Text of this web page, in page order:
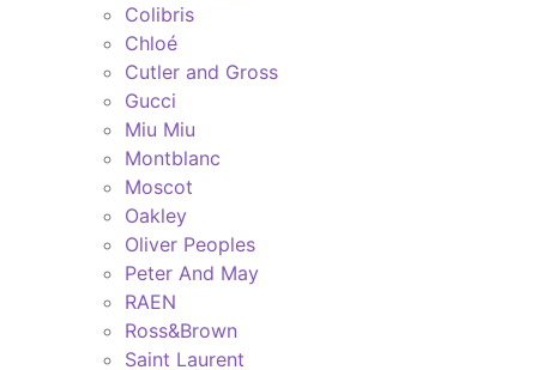
Colibris
Chloé
Cutler and Gross
Gucci
Miu Miu
Montblanc
Moscot
Oakley
Oliver Peoples
Peter And May
RAEN
Ross&Brown
Saint Laurent